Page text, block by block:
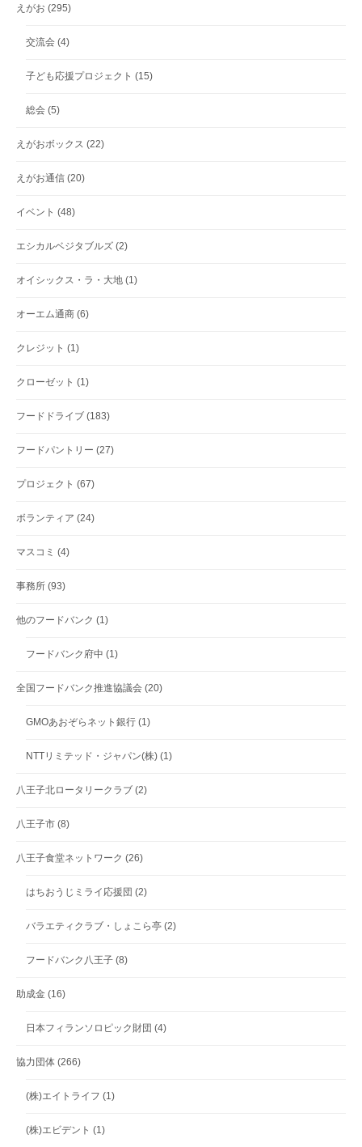
えがお (295)
交流会 (4)
子ども応援プロジェクト (15)
総会 (5)
えがおボックス (22)
えがお通信 (20)
イベント (48)
エシカルベジタブルズ (2)
オイシックス・ラ・大地 (1)
オーエム通商 (6)
クレジット (1)
クローゼット (1)
フードドライブ (183)
フードパントリー (27)
プロジェクト (67)
ボランティア (24)
マスコミ (4)
事務所 (93)
他のフードバンク (1)
フードバンク府中 (1)
全国フードバンク推進協議会 (20)
GMOあおぞらネット銀行 (1)
NTTリミテッド・ジャパン(株) (1)
八王子北ロータリークラブ (2)
八王子市 (8)
八王子食堂ネットワーク (26)
はちおうじミライ応援団 (2)
バラエティクラブ・しょこら亭 (2)
フードバンク八王子 (8)
助成金 (16)
日本フィランソロピック財団 (4)
協力団体 (266)
(株)エイトライフ (1)
(株)エビデント (1)